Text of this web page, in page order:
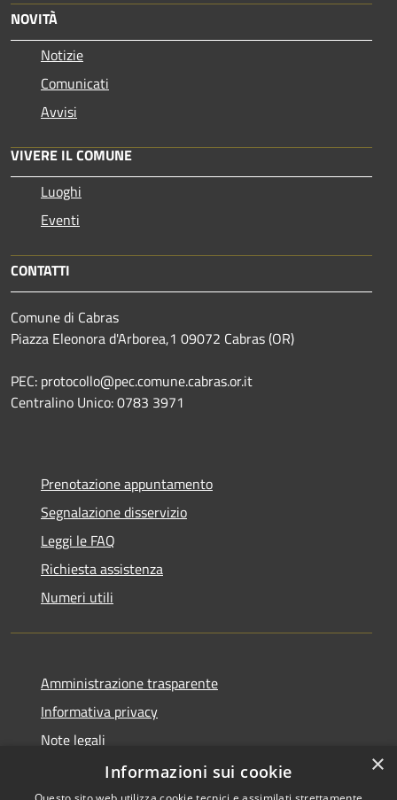
NOVITÀ
Notizie
Comunicati
Avvisi
VIVERE IL COMUNE
Luoghi
Eventi
CONTATTI
Comune di Cabras
Piazza Eleonora d'Arborea,1 09072 Cabras (OR)
PEC: protocollo@pec.comune.cabras.or.it
Centralino Unico: 0783 3971
Prenotazione appuntamento
Segnalazione disservizio
Leggi le FAQ
Richiesta assistenza
Numeri utili
Amministrazione trasparente
Informativa privacy
Note legali
Dichiarazione di accessibilità
×
Informazioni sui cookie